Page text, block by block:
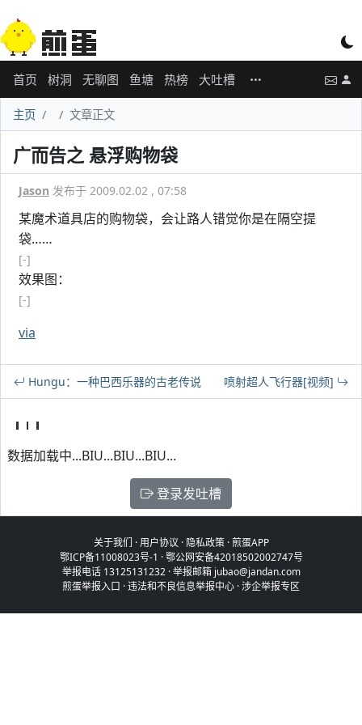
首页 树洞 无聊图 鱼塘 热榜 大吐槽
主页 文章正文
广而告之 悬浮购物袋
Jason 发布于 2009.02.02 , 07:58
某魔术道具店的购物袋，会让路人错觉你是在隔空提
袋……
[-]
效果图：
[-]
via
Hungu：一种巴西乐器的古老传说 喷射超人飞行器[视频]
数据加载中...BIU...BIU...BIU...
登录发吐槽
关于我们 ·用户协议 · 隐私政策·煎蛋APP
鄂ICP备11008023号-1 ·鄂公网安备42018502002747号
举报电话 13125131232 · 举报邮箱 jubao@jandan.com
煎蛋举报入口 ·违法和不良信息举报中心 ·涉企举报专区